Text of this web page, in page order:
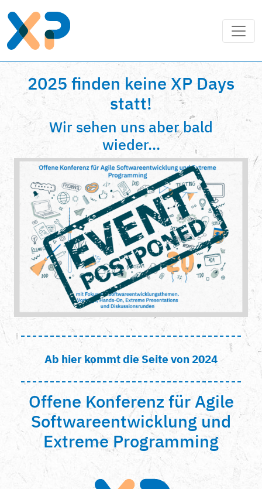
2025 finden keine XP Days
statt!
Wir sehen uns aber bald
wieder...
Ab hier kommt die Seite von 2024
Offene Konferenz für Agile
Softwareentwicklung und
Extreme Programming